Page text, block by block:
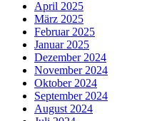
April 2025
März 2025
Februar 2025
Januar 2025
Dezember 2024
November 2024
Oktober 2024
September 2024
August 2024